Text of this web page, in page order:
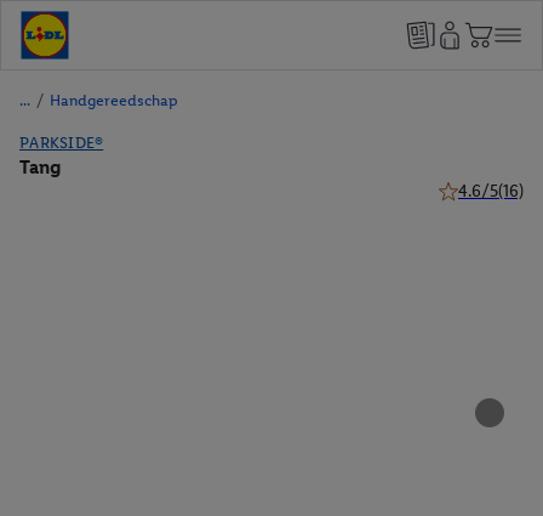
/ Handgereedschap
PARKSIDE®
Tang
4.6/5(16)